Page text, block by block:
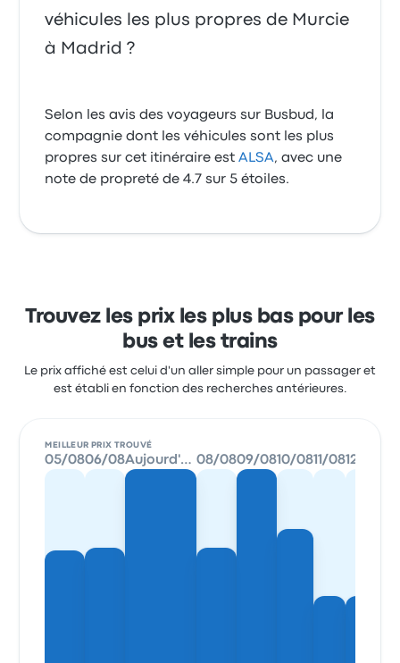
véhicules les plus propres de Murcie
à Madrid ?
Selon les avis des voyageurs sur Busbud, la
compagnie dont les véhicules sont les plus
propres sur cet itinéraire estALSA, avec une
note de propreté de 4.7 sur 5 étoiles.
Trouvez les prix les plus bas pour les
bus et les trains
Le prix affiché est celui d'un aller simple pour un passager et
est établi en fonction des recherches antérieures.
MEILLEUR PRIX TROUVÉ
05/0806/08 Aujourd'hui 08/0809/0810/0811/0812/08